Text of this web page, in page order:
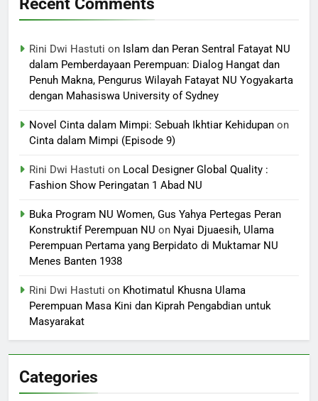
Rini Dwi Hastuti on Islam dan Peran Sentral Fatayat NU
dalam Pemberdayaan Perempuan: Dialog Hangat dan
Penuh Makna, Pengurus Wilayah Fatayat NU Yogyakarta
dengan Mahasiswa University of Sydney
Novel Cinta dalam Mimpi: Sebuah Ikhtiar Kehidupan on
Cinta dalam Mimpi (Episode 9)
Rini Dwi Hastuti on Local Designer Global Quality :
Fashion Show Peringatan 1 Abad NU
Buka Program NU Women, Gus Yahya Pertegas Peran
Konstruktif Perempuan NU on Nyai Djuaesih, Ulama
Perempuan Pertama yang Berpidato di Muktamar NU
Menes Banten 1938
Rini Dwi Hastuti on Khotimatul Khusna Ulama
Perempuan Masa Kini dan Kiprah Pengabdian untuk
Masyarakat
Categories